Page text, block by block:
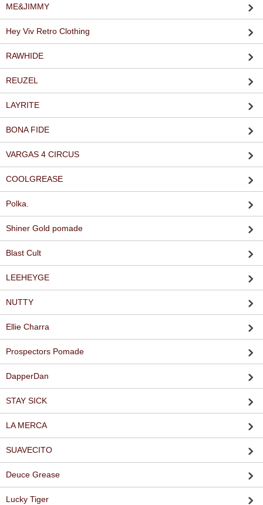
ME&JIMMY
Hey Viv Retro Clothing
RAWHIDE
REUZEL
LAYRITE
BONA FIDE
VARGAS 4 CIRCUS
COOLGREASE
Polka.
Shiner Gold pomade
Blast Cult
LEEHEYGE
NUTTY
Ellie Charra
Prospectors Pomade
DapperDan
STAY SICK
LA MERCA
SUAVECITO
Deuce Grease
Lucky Tiger